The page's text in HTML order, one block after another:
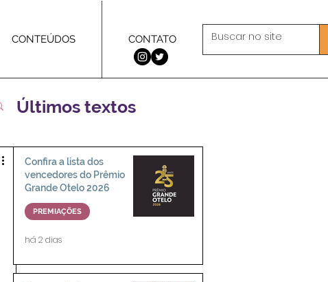
CONTEÚDOS CONTATO
Confira a lista dos
vencedores do Prêmio
Grande Otelo 2026
PREMIAÇÕES
há 2 dias
Últimos textos